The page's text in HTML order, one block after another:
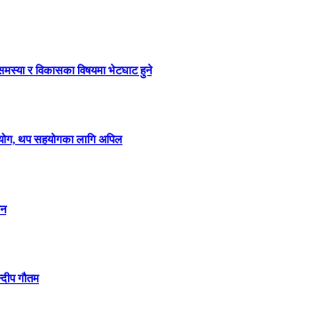
र विकासका विषयमा भेटघाट हुने
थप सहयोगका लागि अपिल
गौतम